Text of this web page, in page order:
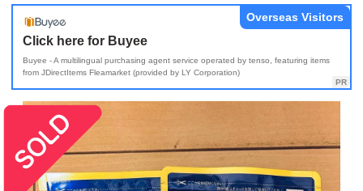
Click here for Buyee
Buyee - A multilingual purchasing agent service operated by tenso, featuring items
from JDirectItems Fleamarket (provided by LY Corporation)
Overseas Visitors